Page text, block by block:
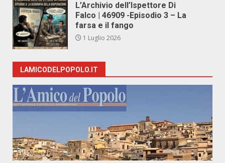
L’Archivio dell’Ispettore Di
Falco | 46909 -Episodio 3 – La
farsa e il fango
1 Luglio 2026
LAMICODELPOPOLO.IT